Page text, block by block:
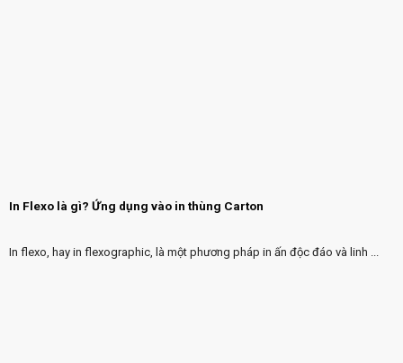
In Flexo là gì? Ứng dụng vào in thùng Carton
In flexo, hay in flexographic, là một phương pháp in ấn độc đáo và linh ...